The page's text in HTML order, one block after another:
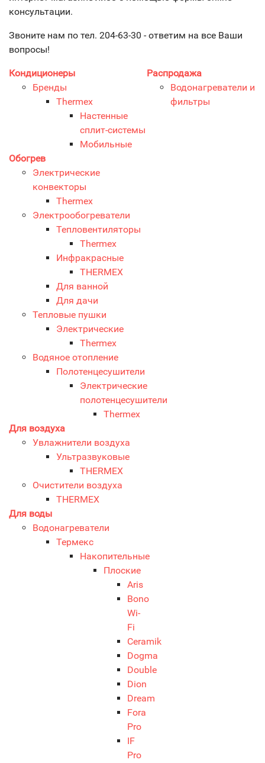
консультации.
Звоните нам по тел. 204-63-30 - ответим на все Ваши
вопросы!
Кондиционеры
Бренды
Thermex
Настенные
сплит-системы
Мобильные
Обогрев
Электрические
конвекторы
Тhermex
Электрообогреватели
Тепловентиляторы
Thermex
Инфракрасные
THERMEX
Для ванной
Для дачи
Тепловые пушки
Электрические
Thermex
Водяное отопление
Полотенцесушители
Электрические
полотенцесушители
Thermex
Для воздуха
Увлажнители воздуха
Ультразвуковые
THERMEX
Очистители воздуха
THERMEX
Для воды
Водонагреватели
Термекс
Накопительные
Плоские
Aris
Bono
Wi-
Fi
Ceramik
Dogma
Double
Dion
Dream
Fora
Pro
IF
Pro
Распродажа
Водонагреватели и
фильтры